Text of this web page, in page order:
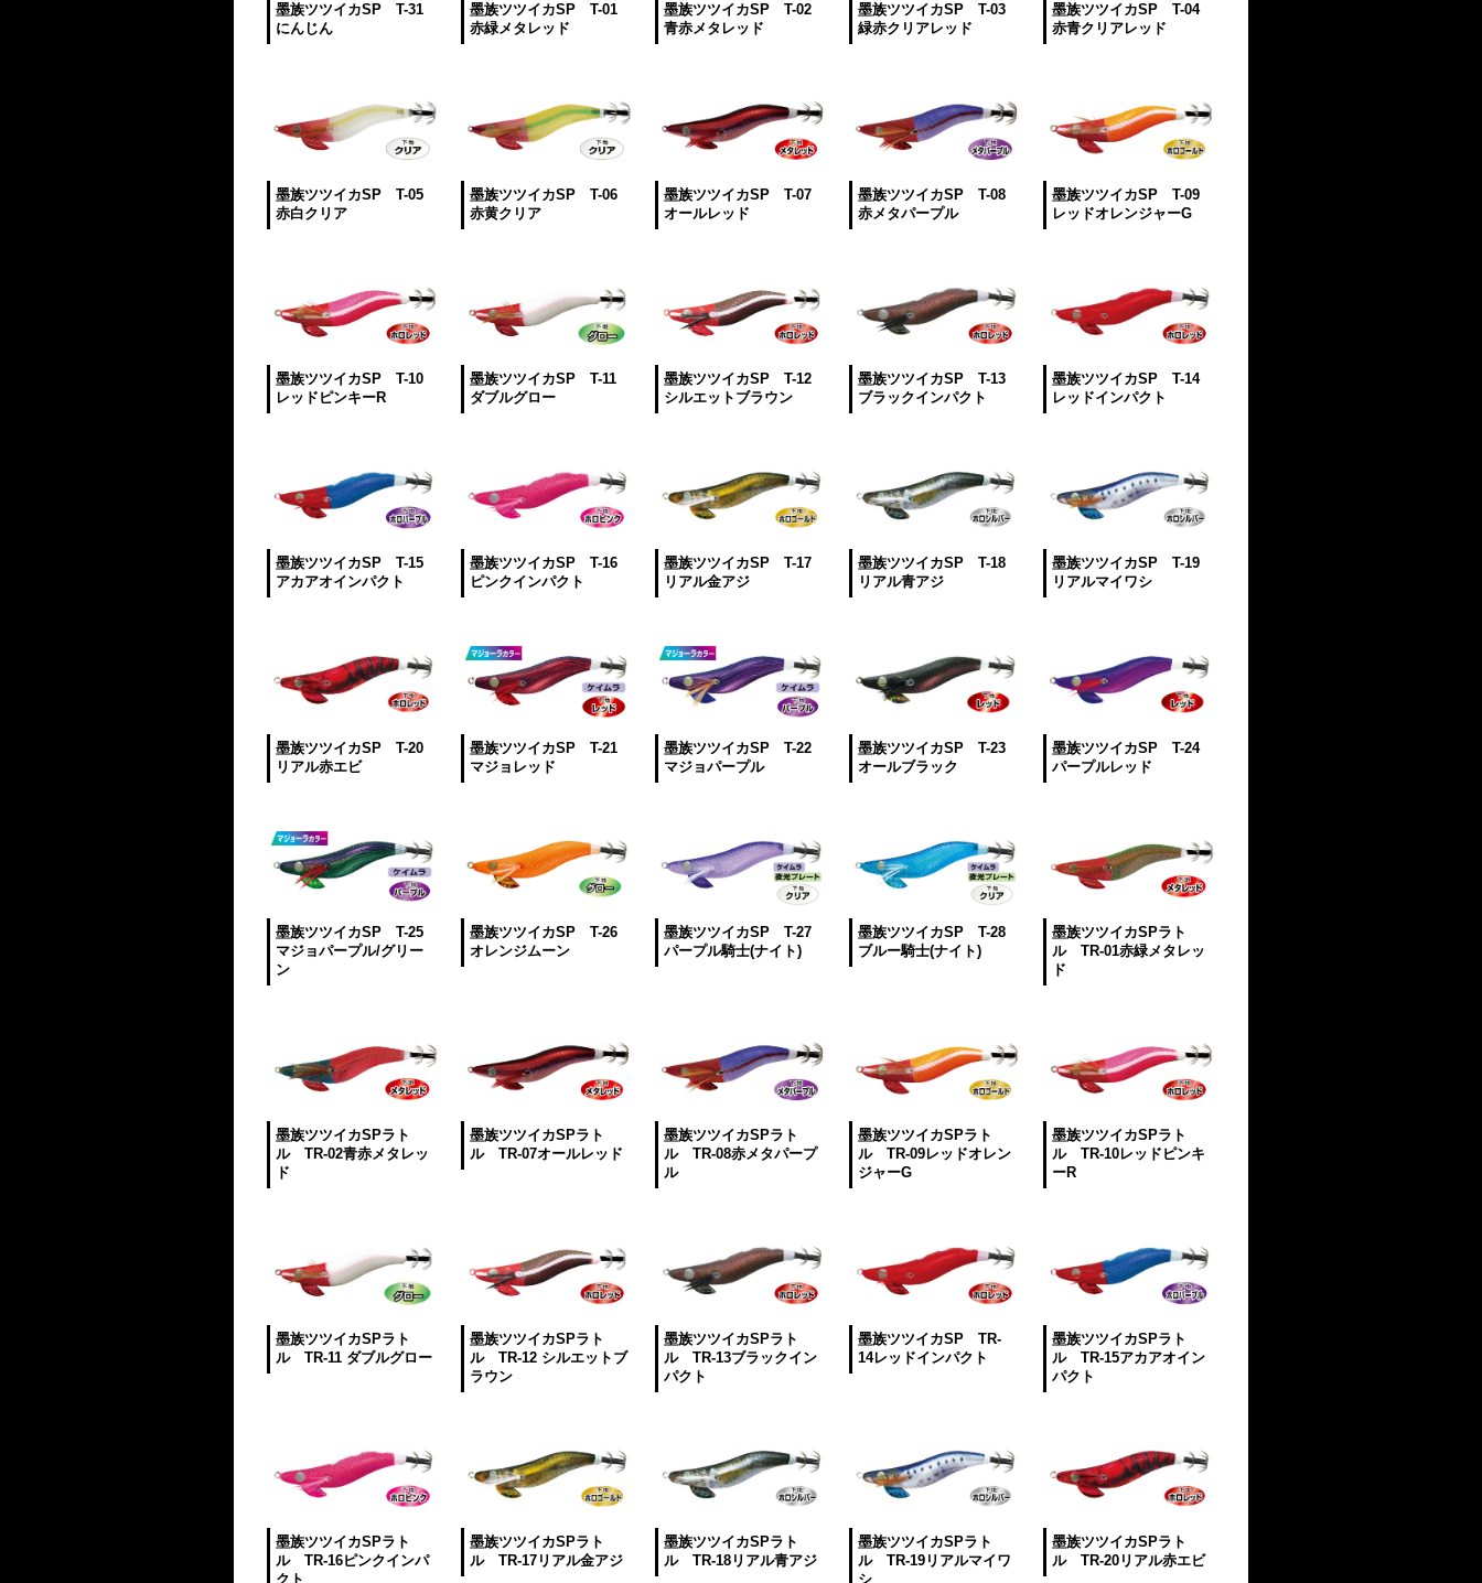
墨族ツツイカSP T-31
にんじん
墨族ツツイカSP T-01
赤緑メタレッド
墨族ツツイカSP T-02
青赤メタレッド
墨族ツツイカSP T-03
緑赤クリアレッド
墨族ツツイカSP T-04
赤青クリアレッド
墨族ツツイカSP T-05
赤白クリア
墨族ツツイカSP T-06
赤黄クリア
墨族ツツイカSP T-07
オールレッド
墨族ツツイカSP T-08
赤メタパープル
墨族ツツイカSP T-09
レッドオレンジャーG
墨族ツツイカSP T-10
レッドピンキーR
墨族ツツイカSP T-11
ダブルグロー
墨族ツツイカSP T-12
シルエットブラウン
墨族ツツイカSP T-13
ブラックインパクト
墨族ツツイカSP T-14
レッドインパクト
墨族ツツイカSP T-15
アカアオインパクト
墨族ツツイカSP T-16
ピンクインパクト
墨族ツツイカSP T-17
リアル金アジ
墨族ツツイカSP T-18
リアル青アジ
墨族ツツイカSP T-19
リアルマイワシ
墨族ツツイカSP T-20
リアル赤エビ
墨族ツツイカSP T-21
マジョレッド
墨族ツツイカSP T-22
マジョパープル
墨族ツツイカSP T-23
オールブラック
墨族ツツイカSP T-24
パープルレッド
墨族ツツイカSP T-25
マジョパープル/グリー
ン
墨族ツツイカSP T-26
オレンジムーン
墨族ツツイカSP T-27
パープル騎士(ナイト)
墨族ツツイカSP T-28
ブルー騎士(ナイト)
墨族ツツイカSPラト
ル TR-01赤緑メタレッ
ド
墨族ツツイカSPラト
ル TR-02青赤メタレッ
ド
墨族ツツイカSPラト
ル TR-07オールレッド
墨族ツツイカSPラト
ル TR-08赤メタパープ
ル
墨族ツツイカSPラト
ル TR-09レッドオレン
ジャーG
墨族ツツイカSPラト
ル TR-10レッドピンキ
ーR
墨族ツツイカSPラト
ル TR-11 ダブルグロー
墨族ツツイカSPラト
ル TR-12 シルエットブ
ラウン
墨族ツツイカSPラト
ル TR-13ブラックイン
パクト
墨族ツツイカSP TR-
14レッドインパクト
墨族ツツイカSPラト
ル TR-15アカアオイン
パクト
墨族ツツイカSPラト
ル TR-16ピンクインパ
クト
墨族ツツイカSPラト
ル TR-17リアル金アジ
墨族ツツイカSPラト
ル TR-18リアル青アジ
墨族ツツイカSPラト
ル TR-19リアルマイワ
シ
墨族ツツイカSPラト
ル TR-20リアル赤エビ